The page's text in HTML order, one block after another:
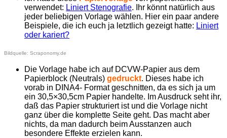
verwendet: Liniert Stenografie. Ihr könnt natürlich aus
jeder beliebigen Vorlage wählen. Hier ein paar andere
Beispiele, die ich euch ja letztlich gezeigt hatte: Liniert
oder kariert?
Bildquelle: Scraponomy.de
Die Vorlage habe ich auf DCVW-Papier aus dem
Papierblock (Neutrals) gedruckt. Dieses habe ich
vorab in DINA4- Format geschnitten, da es sich ja um
ein 30,5×30,5cm Papier handelte. Im Ausdruck seht ihr,
daß das Papier strukturiert ist und die Vorlage nicht
ganz über die komplette Seite geht. Das macht aber
nichts, da man dadurch beim Ausstanzen auch
besondere Effekte erzielen kann.